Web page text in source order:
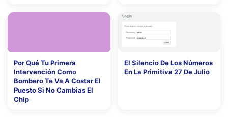
Por Qué Tu Primera
Intervención Como
Bombero Te Va A Costar El
Puesto Si No Cambias El
Chip
El Silencio De Los Números
En La Primitiva 27 De Julio